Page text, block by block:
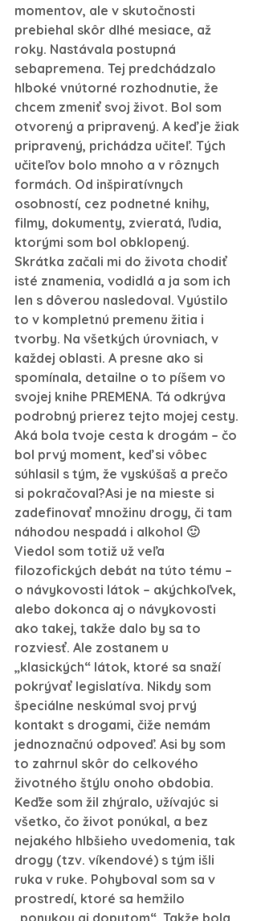
momentov, ale v skutočnosti
prebiehal skôr dlhé mesiace, až
roky. Nastávala postupná
sebapremena. Tej predchádzalo
hlboké vnútorné rozhodnutie, že
chcem zmeniť svoj život. Bol som
otvorený a pripravený. A keď je žiak
pripravený, prichádza učiteľ. Tých
učiteľov bolo mnoho a v rôznych
formách. Od inšpiratívnych
osobností, cez podnetné knihy,
filmy, dokumenty, zvieratá, ľudia,
ktorými som bol obklopený.
Skrátka začali mi do života chodiť
isté znamenia, vodidlá a ja som ich
len s dôverou nasledoval. Vyústilo
to v kompletnú premenu žitia i
tvorby. Na všetkých úrovniach, v
každej oblasti. A presne ako si
spomínala, detailne o to píšem vo
svojej knihe PREMENA. Tá odkrýva
podrobný prierez tejto mojej cesty.
Aká bola tvoje cesta k drogám – čo
bol prvý moment, keď si vôbec
súhlasil s tým, že vyskúšaš a prečo
si pokračoval?Asi je na mieste si
zadefinovať množinu drogy, či tam
náhodou nespadá i alkohol 🙂
Viedol som totiž už veľa
filozofických debát na túto tému –
o návykovosti látok – akýchkoľvek,
alebo dokonca aj o návykovosti
ako takej, takže dalo by sa to
rozviesť. Ale zostanem u
„klasických“ látok, ktoré sa snaží
pokrývať legislatíva. Nikdy som
špeciálne neskúmal svoj prvý
kontakt s drogami, čiže nemám
jednoznačnú odpoveď. Asi by som
to zahrnul skôr do celkového
životného štýlu onoho obdobia.
Keďže som žil zhýralo, užívajúc si
všetko, čo život ponúkal, a bez
nejakého hlbšieho uvedomenia, tak
drogy (tzv. víkendové) s tým išli
ruka v ruke. Pohyboval som sa v
prostredí, ktoré sa hemžilo
„ponukou aj dopytom“. Takže bola